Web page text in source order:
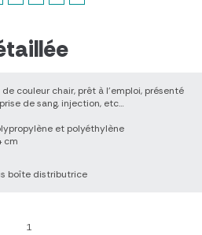
couleur chair, prêt à l’emploi, présenté
de sang, injection, etc…
et polyéthylène
cm
boîte distributrice
1